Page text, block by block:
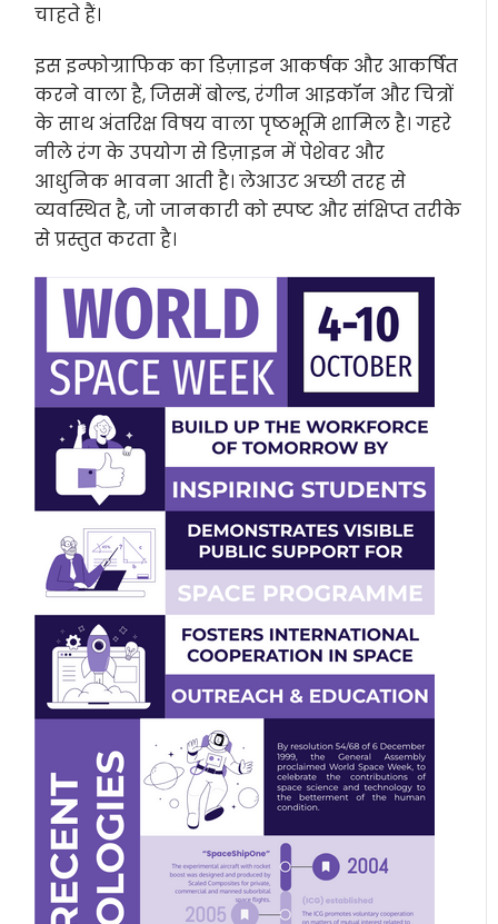
चाहते हैं।
इस इन्फोग्राफिक का डिज़ाइन आकर्षक और आकर्षित
करने वाला है, जिसमें बोल्ड, रंगीन आइकॉन और चित्रों
के साथ अंतरिक्ष विषय वाला पृष्ठभूमि शामिल है। गहरे
नीले रंग के उपयोग से डिज़ाइन में पेशेवर और
आधुनिक भावना आती है। लेआउट अच्छी तरह से
व्यवस्थित है, जो जानकारी को स्पष्ट और संक्षिप्त तरीके
से प्रस्तुत करता है।